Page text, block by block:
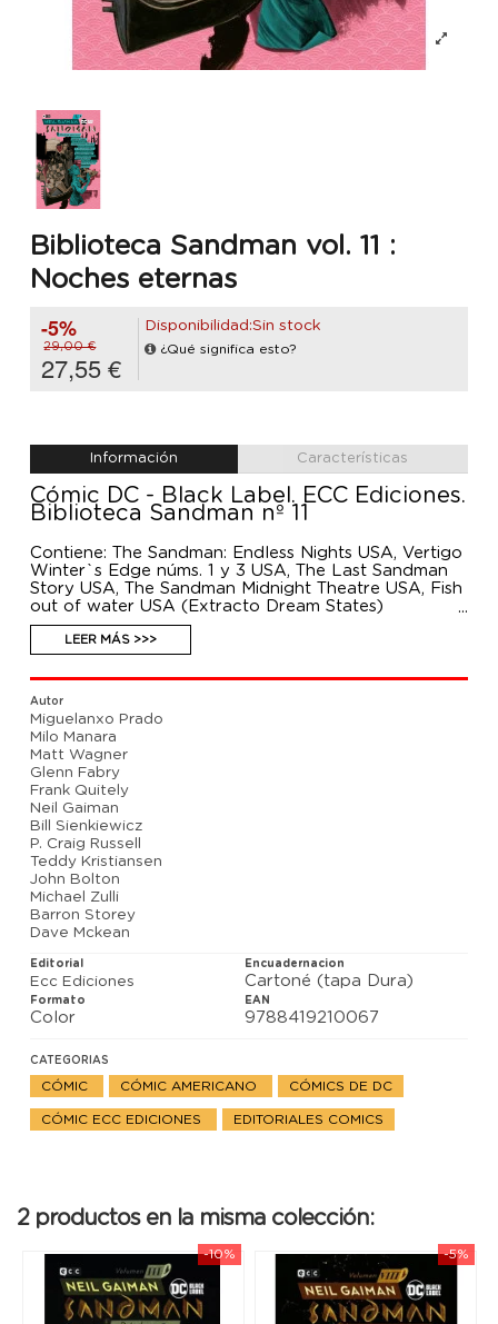
Biblioteca Sandman vol. 11 :
Noches eternas
-5%
29,00 €
27,55 €
Disponibilidad:Sin stock
¿Qué significa esto?
Información Características
Cómic DC - Black Label. ECC Ediciones.
Biblioteca Sandman nº 11
Contiene: The Sandman: Endless Nights USA, Vertigo
Winter`s Edge núms. 1 y 3 USA, The Last Sandman
Story USA, The Sandman Midnight Theatre USA, Fish
out of water USA (Extracto Dream States)
Sueño, Muerte, Deseo, Destino, Delirio, Destrucción y
Desesperación. En este regreso al reino del Sueño, la
familia de los Eternos protagoniza relatos
cautivadores, agridulces, eróticos, pesadillescos y
provocativos, conformando un auténtico catálogo
de maravillas y prodigios. Noches eternas (The
Sandman: Endless Nights USA) contiene la antología
ganadora del premio Bram Stoker 2003 a la mejor
narración ilustrada, así como el especial Sandman
Midnight Theatre y las historias cortas Las flores del
amor, Cómo se conocieron a si mismos, La última
historia de Sandman y Un pez fuera del agua.
LEER MÁS >>>
Autor
Miguelanxo Prado
Milo Manara
Matt Wagner
Glenn Fabry
Frank Quitely
Neil Gaiman
Bill Sienkiewicz
P. Craig Russell
Teddy Kristiansen
John Bolton
Michael Zulli
Barron Storey
Dave Mckean
Editorial
Ecc Ediciones
Encuadernacion
Cartoné (tapa Dura)
Formato
Color
EAN
9788419210067
CATEGORIAS
CÓMIC CÓMIC AMERICANO CÓMICS DE DC
CÓMIC ECC EDICIONES EDITORIALES COMICS
2 productos en la misma colección:
-10% -5%